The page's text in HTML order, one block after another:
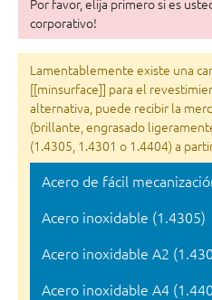
corporativo!
Lamentablemente existe una
[[minsurface]] para el
alternativa, puede recibir la
(brillante, engrasado
(1.4305, 1.4301 o 1.4404) a
Acero de fácil
Acero inoxidable (1.4305)
Acero inoxidable A2
Acero inoxidable A4